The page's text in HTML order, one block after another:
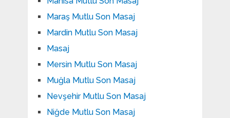
Maraş Mutlu Son Masaj
Mardin Mutlu Son Masaj
Masaj
Mersin Mutlu Son Masaj
Muğla Mutlu Son Masaj
Nevşehir Mutlu Son Masaj
Niğde Mutlu Son Masaj